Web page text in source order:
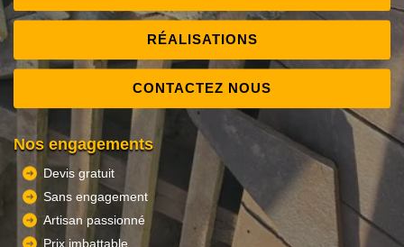
RÉALISATIONS
CONTACTEZ NOUS
Nos engagements
Devis gratuit
Sans engagement
Artisan passionné
Prix imbattable